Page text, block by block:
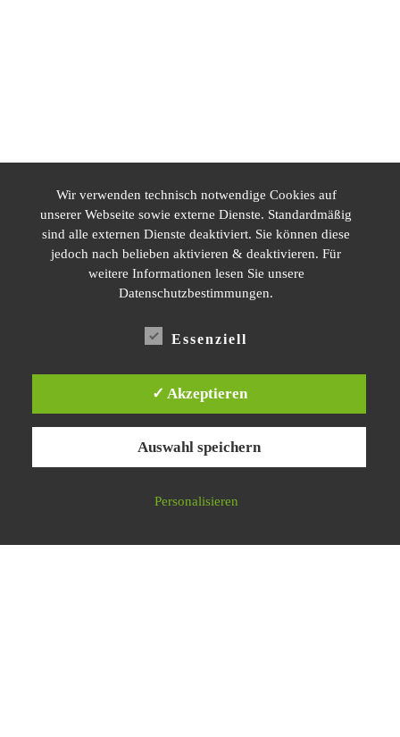
Datenschutzerklärung
Alle Rechte vorbehalten
Präsentiert vonWP– Entworfen mit demCustomizr-Theme
Wir verwenden technisch notwendige Cookies auf
unserer Webseite sowie externe Dienste. Standardmäßig
sind alle externen Dienste deaktiviert. Sie können diese
jedoch nach belieben aktivieren & deaktivieren. Für
weitere Informationen lesen Sie unsere
Datenschutzbestimmungen.
Essenziell
✓ Akzeptieren
Auswahl speichern
Personalisieren